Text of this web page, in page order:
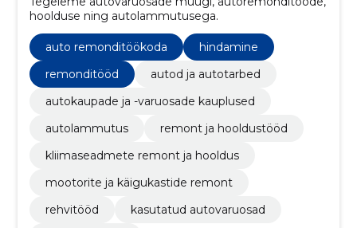
hoolduse ning autolammutusega.
auto remonditöökoda
hindamine
remonditööd
autod ja autotarbed
autokaupade ja -varuosade kauplused
autolammutus
remont ja hooldustööd
kliimaseadmete remont ja hooldus
mootorite ja käigukastide remont
rehvitööd
kasutatud autovaruosad